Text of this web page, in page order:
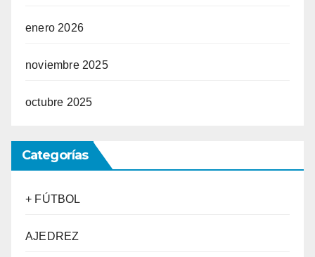
enero 2026
noviembre 2025
octubre 2025
Categorías
+ FÚTBOL
AJEDREZ